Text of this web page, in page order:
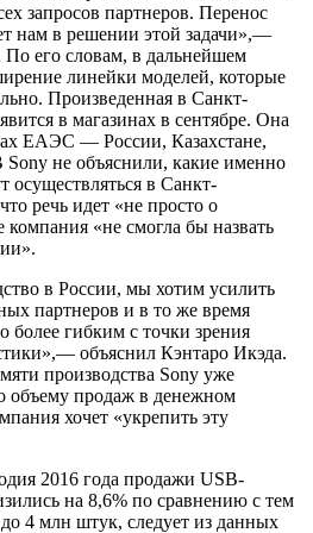
запросов партнеров. Перенос
нам в решении этой задачи»,—
его словам, в дальнейшем
линейки моделей, которые
Произведенная в Санкт-
в магазинах в сентябре. Она
ЕАЭС — России, Казахстане,
не объяснили, какие именно
осуществляться в Санкт-
речь идет «не просто о
«не смогла бы назвать
в России, мы хотим усилить
партнеров и в то же время
более гибким с точки зрения
объяснил Кэнтаро Икэда.
производства Sony уже
объему продаж в денежном
хочет «укрепить эту
2016 года продажи USB-
на 8,6% по сравнению с тем
4 млн штук, следует из данных